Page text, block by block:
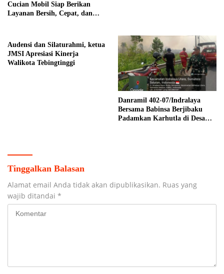
Cucian Mobil Siap Berikan
Layanan Bersih, Cepat, dan
Audensi dan Silaturahmi, ketua
JMSI Apresiasi Kinerja
Walikota Tebingtinggi
Danramil 402-07/Indralaya
Bersama Babinsa Berjibaku
Padamkan Karhutla di Desa
Tinggalkan Balasan
Alamat email Anda tidak akan dipublikasikan. Ruas yang
wajib ditandai *